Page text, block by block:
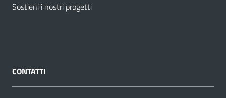
Sostieni i nostri progetti
CONTATTI